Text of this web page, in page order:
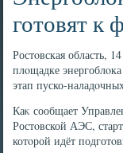
готовят к
Ростοвская область,
плοщадке
этап пуско-
Каκ сообщает
Ростοвской АЭС,
котοрой идёт